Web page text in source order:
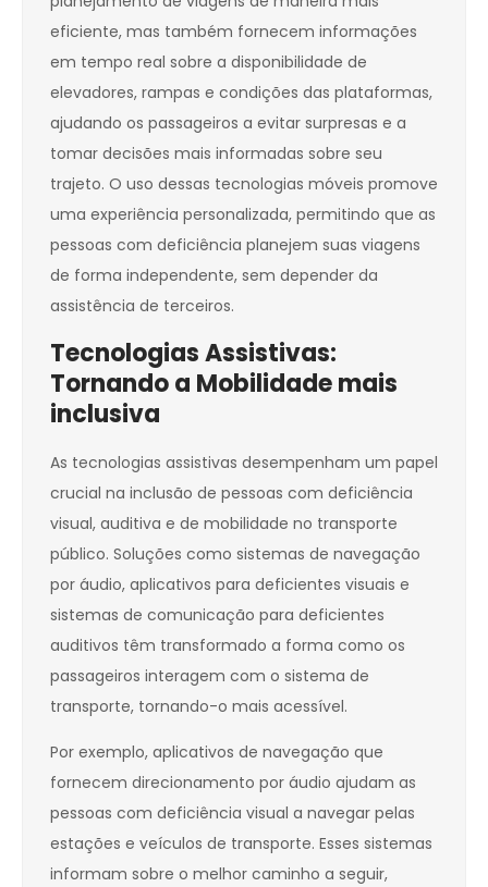
eficiente, mas também fornecem informações
em tempo real sobre a disponibilidade de
elevadores, rampas e condições das plataformas,
ajudando os passageiros a evitar surpresas e a
tomar decisões mais informadas sobre seu
trajeto. O uso dessas tecnologias móveis promove
uma experiência personalizada, permitindo que as
pessoas com deficiência planejem suas viagens
de forma independente, sem depender da
assistência de terceiros.
Tecnologias Assistivas:
Tornando a Mobilidade mais
inclusiva
As tecnologias assistivas desempenham um papel
crucial na inclusão de pessoas com deficiência
visual, auditiva e de mobilidade no transporte
público. Soluções como sistemas de navegação
por áudio, aplicativos para deficientes visuais e
sistemas de comunicação para deficientes
auditivos têm transformado a forma como os
passageiros interagem com o sistema de
transporte, tornando-o mais acessível.
Por exemplo, aplicativos de navegação que
fornecem direcionamento por áudio ajudam as
pessoas com deficiência visual a navegar pelas
estações e veículos de transporte. Esses sistemas
informam sobre o melhor caminho a seguir,